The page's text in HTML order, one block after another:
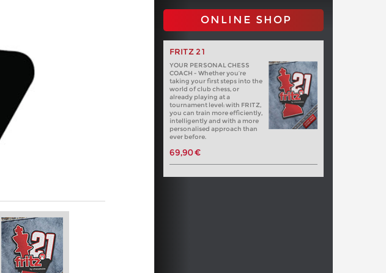
ONLINE SHOP
FRITZ 21
YOUR PERSONAL CHESS
COACH - Whether you’re
taking your first steps into the
world of club chess, or
already playing at a
tournament level: with FRITZ,
you can train more efficiently,
intelligently and with a more
personalised approach than
ever before.
69,90 €